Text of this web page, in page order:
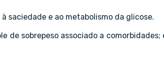
saciedade e ao metabolismo da glicose.
de sobrepeso associado a comorbidades;